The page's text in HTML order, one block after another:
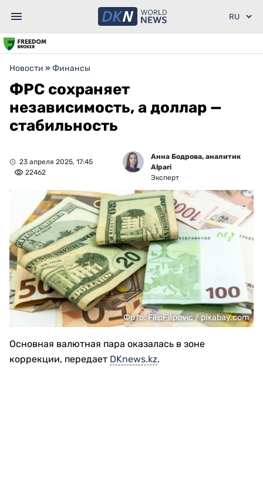
Новости » Финансы
ФРС сохраняет
независимость, а доллар —
стабильность
23 апреля 2025, 17:45
22462
Анна Бодрова, аналитик
Alpari
Эксперт
Фото: FilipFilipovic / pixabay.com
Основная валютная пара оказалась в зоне
коррекции, передает DKnews.kz.